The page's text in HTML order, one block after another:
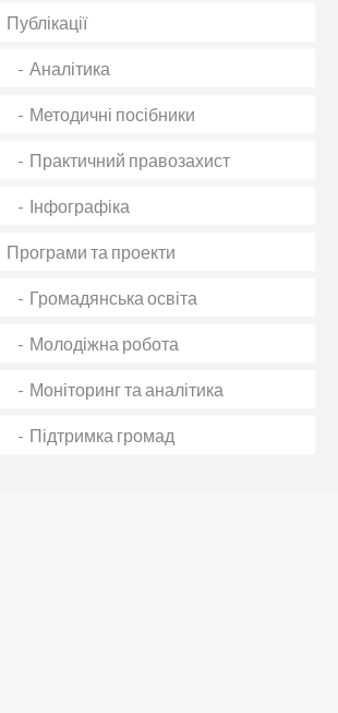
Публікації
Аналітика
Методичні посібники
Практичний правозахист
Інфографіка
Програми та проекти
Громадянська освіта
Молодіжна робота
Моніторинг та аналітика
Підтримка громад